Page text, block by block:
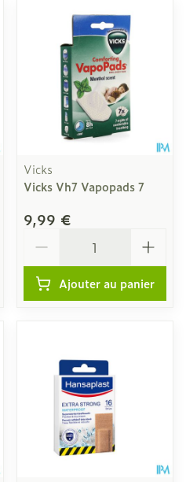
Vicks
Vicks Vh7 Vapopads 7
9,99 €
Ajouter au panier